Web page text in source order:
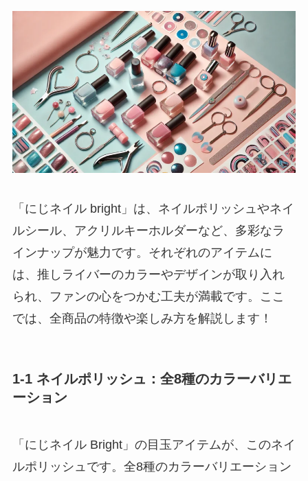
「にじネイル bright」は、ネイルポリッシュやネイ
ルシール、アクリルキーホルダーなど、多彩なラ
インナップが魅力です。それぞれのアイテムに
は、推しライバーのカラーやデザインが取り入れ
られ、ファンの心をつかむ工夫が満載です。ここ
では、全商品の特徴や楽しみ方を解説します！
1-1 ネイルポリッシュ：全8種のカラーバリエ
ーション
「にじネイル Bright」の目玉アイテムが、このネイ
ルポリッシュです。全8種のカラーバリエーション